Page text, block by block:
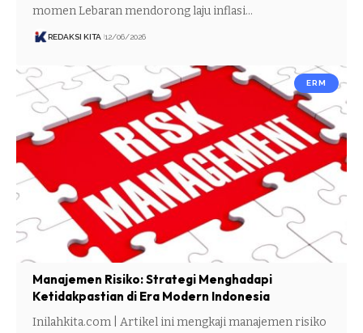
momen Lebaran mendorong laju inflasi…
REDAKSI KITA 12/06/2026
ERM
Manajemen Risiko: Strategi Menghadapi
Ketidakpastian di Era Modern Indonesia
Inilahkita.com | Artikel ini mengkaji manajemen risiko